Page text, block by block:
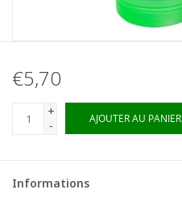
€5,70
+
-
AJOUTER AU PANIER
Informations